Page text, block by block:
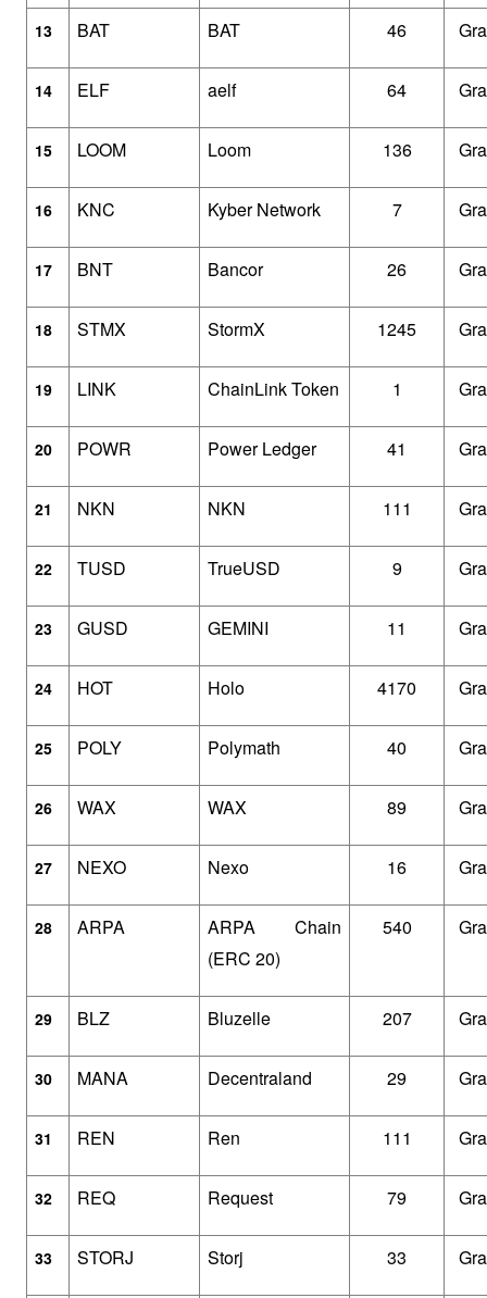
13 BAT BAT 46
14 ELF aelf 64
15 LOOM Loom 136
16 KNC Kyber Network 7
17 BNT Bancor 26
18 STMX StormX 1245
19 LINK ChainLink Token 1
20 POWR Power Ledger 41
21 NKN NKN 111
22 TUSD TrueUSD 9
23 GUSD GEMINI 11
24 HOT Holo 4170
25 POLY Polymath 40
26 WAX WAX 89
27 NEXO Nexo 16
28 ARPA
ARPA Chain
(ERC 20)
540
29 BLZ Bluzelle 207
30 MANA Decentraland 29
31 REN Ren 111
32 REQ Request 79
33 STORJ Storj 33